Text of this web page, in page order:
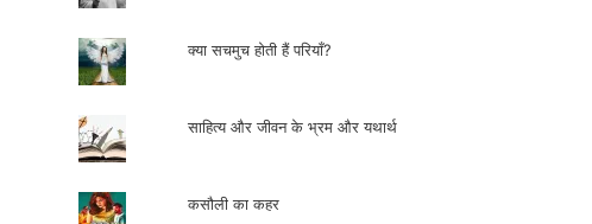
क्या सचमुच होती हैं परियाँ?
साहित्य और जीवन के भ्रम और यथार्थ
कसौली का कहर